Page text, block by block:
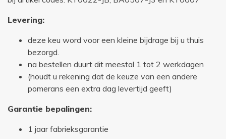
Levering:
deze keu word voor een kleine bijdrage bij u thuis
bezorgd.
na bestellen duurt dit meestal 1 tot 2 werkdagen
(houdt u rekening dat de keuze van een andere
pomerans een extra dag levertijd geeft)
Garantie bepalingen:
1 jaar fabrieksgarantie